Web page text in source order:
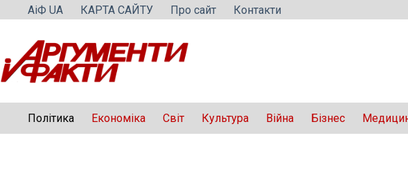
Перейти
вмісту
АіФ UA КАРТА САЙТУ Про сайт Контакти
Політика Економіка Світ Культура Війна Бізнес